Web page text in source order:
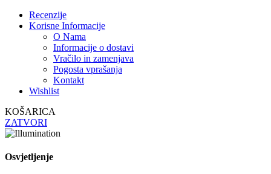
Recenzije
Korisne Informacije
O Nama
Informacije o dostavi
Vračilo in zamenjava
Pogosta vprašanja
Kontakt
Wishlist
KOŠARICA
ZATVORI
Osvjetljenje